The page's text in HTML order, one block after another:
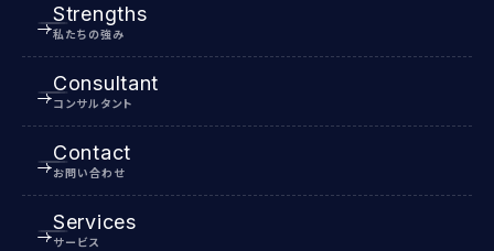
Strengths
私たちの強み
Consultant
コンサルタント
Contact
お問い合わせ
Services
サービス